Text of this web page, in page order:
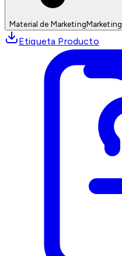
Material de MarketingMarketing
Etiqueta Producto